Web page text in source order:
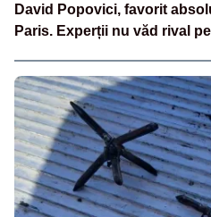
David Popovici, favorit
Paris. Experții nu văd rival